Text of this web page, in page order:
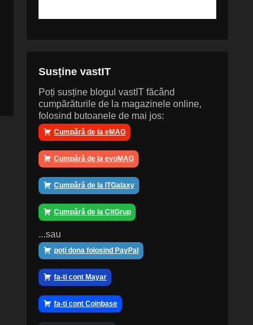
Susține vastIT
Poți susține blogul vastIT făcând
cumpărăturile de la magazinele online,
folosind butoanele de mai jos:
Cumpără de la eMAG
Cumpără de la evoMAG
Cumpără de la ITGalaxy
Cumpără de la CitGrup
...sau
poți dona folosind PayPal
fa-ti cont Mayar
fa-ti cont Coinbase